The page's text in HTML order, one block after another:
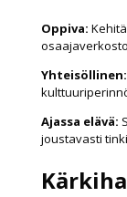
Oppiva:
Yhteisöllinen:
Ajassa elävä:
joustavasti